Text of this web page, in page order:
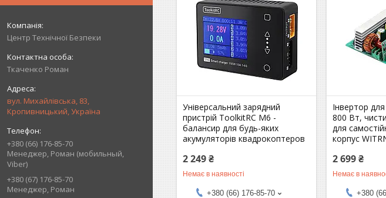
Центр Технічної Безпеки
Ткаченко Роман
вул. Михайлівська, 83,
Кропивницький, Україна
+380 (66) 176-85-70
Менеджер, Роман (мобильный,
Viber)
+380 (67) 176-85-70
Менеджер, Роман
Універсальний зарядний
пристрій ToolkitRC M6 -
балансир для будь-яких
акумуляторів квадрокоптеров
2 249 ₴
Немає в наявності
+380 (66) 176-85-70
Інвертор
800 Вт,
для
корпус
2 699 ₴
Немає в
+380